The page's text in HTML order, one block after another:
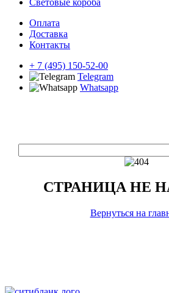
Световые короба
Оплата
Доставка
Контакты
+ 7 (495) 150-52-00
Telegram
Whatsapp
СТРАНИЦА НЕ
Вернуться на